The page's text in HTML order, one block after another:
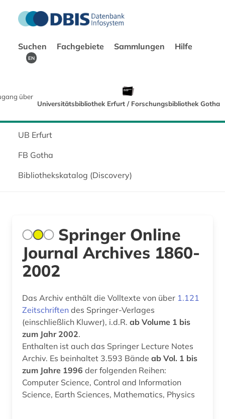
Suchen Fachgebiete Sammlungen Hilfe
EN
über
Universitätsbibliothek Erfurt / Forschungsbibliothek Gotha
UB Erfurt
FB Gotha
Bibliothekskatalog (Discovery)
Springer Online
Journal Archives 1860-
2002
Das Archiv enthält die Volltexte von über 1.121
Zeitschriften des Springer-Verlages
(einschließlich Kluwer), i.d.R. ab Volume 1 bis
zum Jahr 2002.
Enthalten ist auch das Springer Lecture Notes
Archiv. Es beinhaltet 3.593 Bände ab Vol. 1 bis
zum Jahre 1996 der folgenden Reihen:
Computer Science, Control and Information
Science, Earth Sciences, Mathematics, Physics